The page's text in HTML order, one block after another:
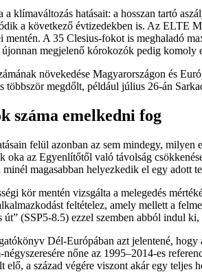
klímaváltozás hatásait: a hosszan tartó
a következő évtizedekben is. Az ELTE
mentén. A 35 Clesius-fokot is meghaladó
újonnan megjelenő kórokozók pedig komoly
növekedése Magyarországon és
többször megdőlt, például július 26-án
száma emelkedni fog
felül azonban az sem mindegy,
oka az Egyenlítőtől való távolság
minél magasabban helyezkedik el egy adott
kör mentén vizsgálta a melegedés
feltételez, amely mellett a
út” (SSP5-8.5) ezzel szemben abból indul
Dél-Európában azt jelentené,
nőne az 1995–2014-es
elő, a század végére viszont akár egy teljes